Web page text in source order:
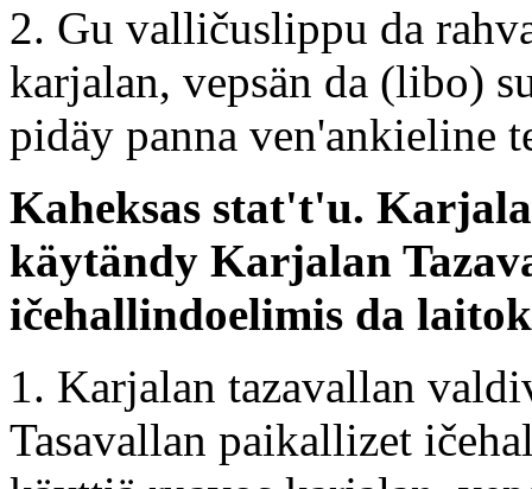
2. Gu valličuslippu da
karjalan, vepsän da (libo)
pidäy panna ven'ankieline
Kaheksas stat't'u.
käytändy Karjalan
ičehallindoelimis da
1. Karjalan tazavallan
Tasavallan paikallizet